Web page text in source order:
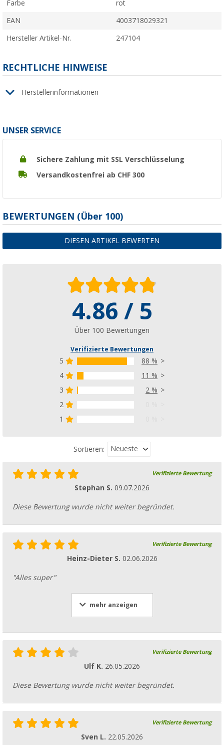
Farbe rot
EAN 4003718029321
Hersteller Artikel-Nr. 247104
RECHTLICHE HINWEISE
Herstellerinformationen
UNSER SERVICE
Sichere Zahlung mit SSL Verschlüsselung
Versandkostenfrei ab CHF 300
BEWERTUNGEN (Über 100)
DIESEN ARTIKEL BEWERTEN
4.86 / 5
Über 100 Bewertungen
Verifizierte Bewertungen
5
88 %
4
11 %
3
2 %
2
1
Sortieren: Neueste
Verifizierte Bewertung
Stephan S. 09.07.2026
Diese Bewertung wurde nicht weiter begründet.
Verifizierte Bewertung
Heinz-Dieter S. 02.06.2026
"Alles super"
mehr anzeigen
Verifizierte Bewertung
Ulf K. 26.05.2026
Diese Bewertung wurde nicht weiter begründet.
Verifizierte Bewertung
Sven L. 22.05.2026